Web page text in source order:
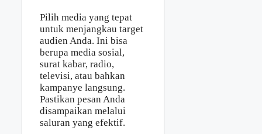
Pilih media yang tepat
untuk menjangkau target
audien Anda. Ini bisa
berupa media sosial,
surat kabar, radio,
televisi, atau bahkan
kampanye langsung.
Pastikan pesan Anda
disampaikan melalui
saluran yang efektif.